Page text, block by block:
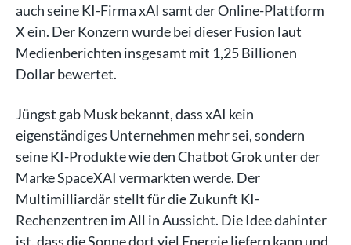
auch seine KI-Firma xAI samt der Online-Plattform
X ein. Der Konzern wurde bei dieser Fusion laut
Medienberichten insgesamt mit 1,25 Billionen
Dollar bewertet.
Jüngst gab Musk bekannt, dass xAI kein
eigenständiges Unternehmen mehr sei, sondern
seine KI-Produkte wie den Chatbot Grok unter der
Marke SpaceXAI vermarkten werde. Der
Multimilliardär stellt für die Zukunft KI-
Rechenzentren im All in Aussicht. Die Idee dahinter
ist, dass die Sonne dort viel Energie liefern kann und